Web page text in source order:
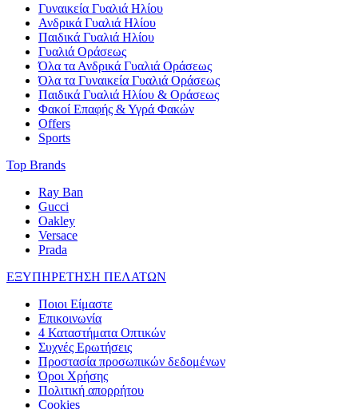
Γυναικεία Γυαλιά Ηλίου
Ανδρικά Γυαλιά Ηλίου
Παιδικά Γυαλιά Ηλίου
Γυαλιά Οράσεως
Όλα τα Ανδρικά Γυαλιά Οράσεως
Όλα τα Γυναικεία Γυαλιά Οράσεως
Παιδικά Γυαλιά Ηλίου & Οράσεως
Φακοί Επαφής & Υγρά Φακών
Offers
Sports
Top Brands
Ray Ban
Gucci
Oakley
Versace
Prada
ΕΞΥΠΗΡΕΤΗΣΗ ΠΕΛΑΤΩΝ
Ποιοι Είμαστε
Επικοινωνία
4 Καταστήματα Οπτικών
Συχνές Ερωτήσεις
Προστασία προσωπικών δεδομένων
Όροι Χρήσης
Πολιτική απορρήτου
Cookies